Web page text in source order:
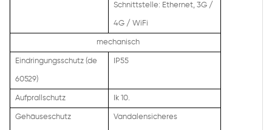
Schnittstelle: Ethernet, 3G /
4G / WiFi
mechanisch
Eindringungsschutz (de
60529)
IP55
Aufprallschutz Ik 10.
Gehäuseschutz Vandalensicheres